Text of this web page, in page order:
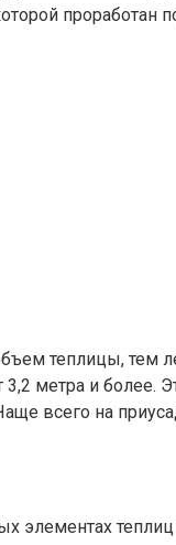
проработан
теплицы, тем
метра и более.
всего на
элементах